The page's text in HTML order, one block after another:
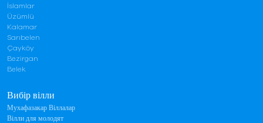
Вибір вілли
Мухафазакар Віллалар
Вілли для молодят
İslamlar
Üzümlü
Kalamar
Sarıbelen
Çayköy
Bezirgan
Belek